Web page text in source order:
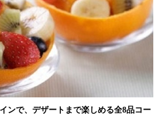
ンで、デザートまで楽しめる全8品コー